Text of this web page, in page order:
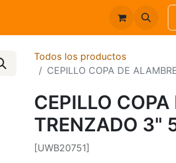
Todos los productos
CEPILLO COPA DE
CEPILLO
TRENZADO 3"
[UWB20751]